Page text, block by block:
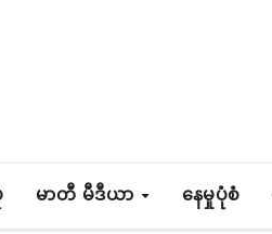
မာတီ မီဒီယာ နေမှုပုံစံ